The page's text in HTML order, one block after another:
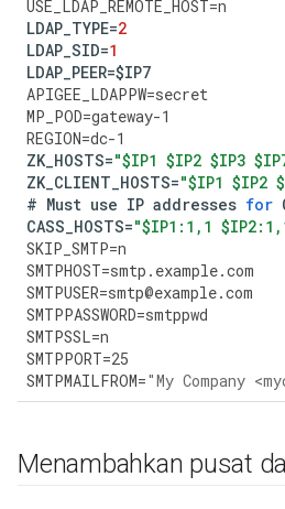
USE_LDAP_REMOTE_HOST=n
LDAP_TYPE=2
LDAP_SID=1
LDAP_PEER=$IP7
APIGEE_LDAPPW=secret
MP_POD=gateway-1
REGION=dc-1
ZK_HOSTS="$IP1 $IP2 $IP3
ZK_CLIENT_HOSTS="$IP1 $IP2
# Must use IP addresses for
CASS_HOSTS="$IP1:1,1
SKIP_SMTP=n
SMTPHOST=smtp . example.com
SMTPUSER=smtp@example.com
SMTPPASSWORD=smtppwd
SMTPSSL=n
SMTPPORT=25
SMTPMAILFROM="My Company
Menambahkan pusat